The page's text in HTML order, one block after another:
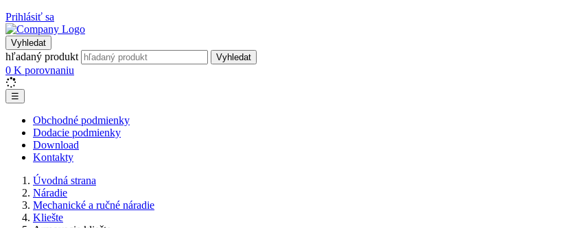
Prihlásiť sa
Vyhledat
hľadaný produkt Vyhledat
0 K porovnaniu
☰
Obchodné podmienky
Dodacie podmienky
Download
Kontakty
Úvodná strana
Náradie
Mechanické a ručné náradie
Kliešte